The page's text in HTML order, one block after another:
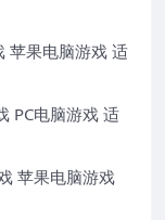
苹果电脑游戏 适
PC电脑游戏 适
苹果电脑游戏